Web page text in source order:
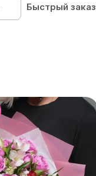
Быстрый заказ